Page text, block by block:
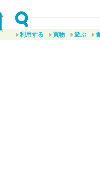
利用する 買物 遊ぶ